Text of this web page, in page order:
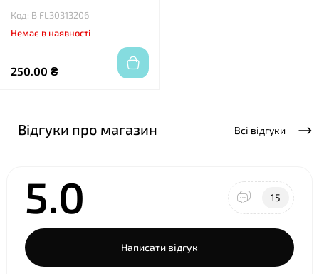
Код: B FL30313206
Немає в наявності
250.00 ₴
Відгуки про магазин Всі відгуки
5.0 15
Написати відгук